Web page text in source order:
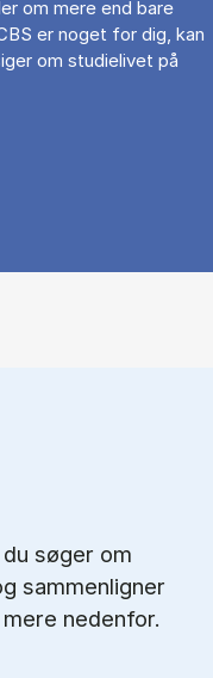
om mere end bare
er noget for dig, kan
om studielivet på
søger om
sammenligner
nedenfor.